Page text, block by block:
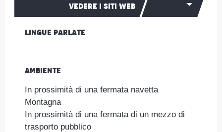
VEDERE I SITI WEB
Lingue parlate
Lingue parlate
Ambiente
Ambiente
In prossimità di una fermata navetta
Montagna
In prossimità di una fermata di un mezzo di
trasporto pubblico